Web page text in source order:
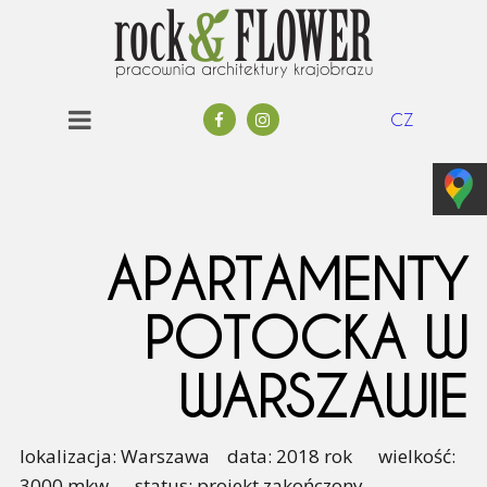
CZ
APARTAMENTY
POTOCKA W
WARSZAWIE
lokalizacja: Warszawa data: 2018 rok wielkość: